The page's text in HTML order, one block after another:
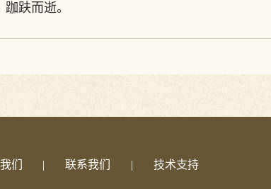
趺而逝。
们 | 联系我们 | 技术支持